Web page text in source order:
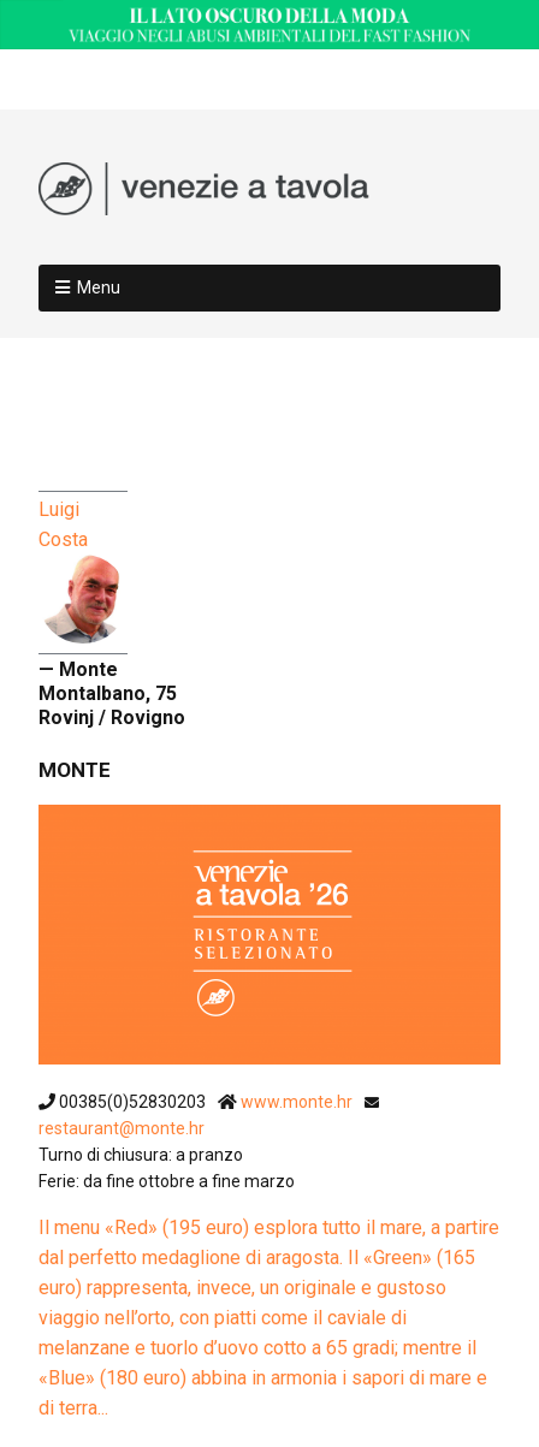
Menu
Luigi
Costa
— Monte
Montalbano, 75
Rovinj / Rovigno
MONTE
00385(0)52830203
www.monte.hr
restaurant@monte.hr
Turno di chiusura: a pranzo
Ferie: da fine ottobre a fine marzo
Il menu «Red» (195 euro) esplora tutto il mare, a partire
dal perfetto medaglione di aragosta. Il «Green» (165
euro) rappresenta, invece, un originale e gustoso
viaggio nell’orto, con piatti come il caviale di
melanzane e tuorlo d’uovo cotto a 65 gradi; mentre il
«Blue» (180 euro) abbina in armonia i sapori di mare e
di terra...